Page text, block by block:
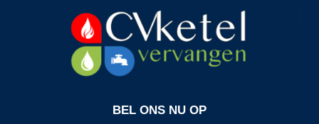
BEL ONS NU OP